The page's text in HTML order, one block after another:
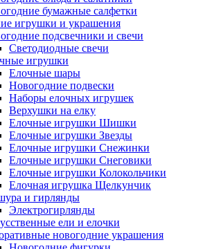
бумажные салфетки
игрушки и украшения
подсвечники и свечи
Светодиодные свечи
игрушки
Елочные шары
Новогодние подвески
Наборы елочных игрушек
Верхушки на елку
Елочные игрушки Шишки
Елочные игрушки Звезды
Елочные игрушки Снежинки
Елочные игрушки Снеговики
Елочные игрушки Колокольчики
Елочная игрушка Щелкунчик
и гирлянды
Электрогирлянды
ели и елочки
новогодние украшения